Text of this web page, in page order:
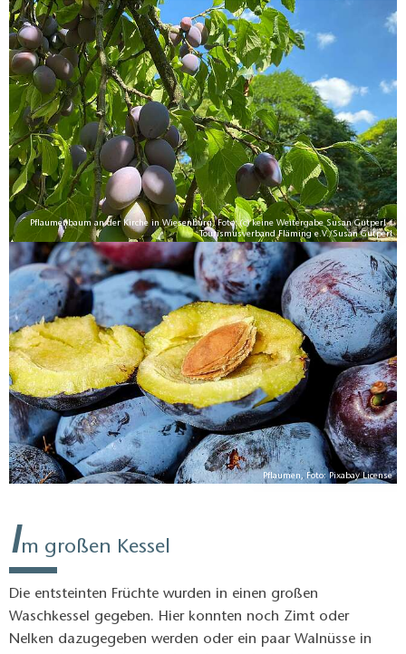
Pflaumenbaum an der Kirche in Wiesenburg, Foto: (c) keine Weitergabe Susan Gutperl /
Tourismusverband Fläming e.V./Susan Gutperl
Pflaumen, Foto: Pixabay License
Im großen Kessel
Die entsteinten Früchte wurden in einen großen
Waschkessel gegeben. Hier konnten noch Zimt oder
Nelken dazugegeben werden oder ein paar Walnüsse in